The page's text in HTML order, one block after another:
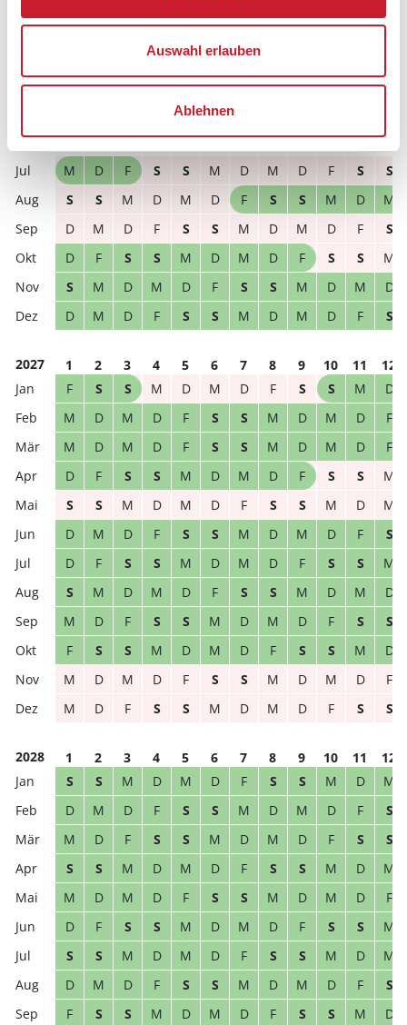
Auswahl erlauben
Ablehnen
1 2 3 4 5 6 7 8 9 10 11
12
M
D F S S M D M D F S
S
S
S M D M D F S S M D
M
D
M D F S S M D M D F
S
D
F S S M D M D F S S
M
S
M D M D F S S M D M
D
D
M D F S S M D M D F S
2027 1 2 3 4 5 6 7 8 9 10 11
12
F
S S M D M D F S S M
D
M
D M D F S S M D M D
F
M
D M D F S S M D M D
F
D
F S S M D M D F S S
M
S
S M D M D F S S M D
M
D
M D F S S M D M D F
S
D
F S S M D M D F S S
M
S
M D M D F S S M D M
D
M
D F S S M D M D F S
S
F
S S M D M D F S S M
D
M
D M D F S S M D M D
F
M
D F S S M D M D F S S
2028 1 2 3 4 5 6 7 8 9 10 11
12
S
S M D M D F S S M D
M
D
M D F S S M D M D F
S
M
D F S S M D M D F S
S
S
S M D M D F S S M D
M
M
D M D F S S M D M D
F
D
F S S M D M D F S S
M
S
S M D M D F S S M D
M
D
M D F S S M D M D F
S
F
S S M D M D F S S M D